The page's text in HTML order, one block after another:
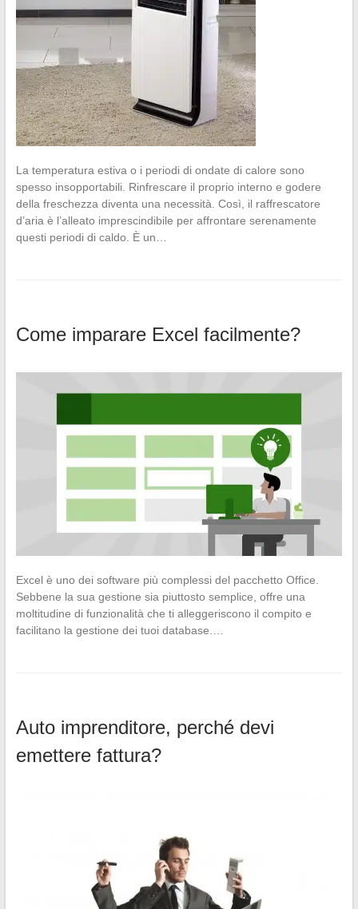
La temperatura estiva o i periodi di ondate di calore sono
spesso insopportabili. Rinfrescare il proprio interno e godere
della freschezza diventa una necessità. Così, il raffrescatore
d’aria è l’alleato imprescindibile per affrontare serenamente
questi periodi di caldo. È un…
Come imparare Excel facilmente?
Excel è uno dei software più complessi del pacchetto Office.
Sebbene la sua gestione sia piuttosto semplice, offre una
moltitudine di funzionalità che ti alleggeriscono il compito e
facilitano la gestione dei tuoi database.…
Auto imprenditore, perché devi
emettere fattura?